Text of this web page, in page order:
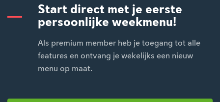
Start direct met je eerste
persoonlijke weekmenu!
Als premium member heb je toegang tot alle
features en ontvang je wekelijks een nieuw
menu op maat.